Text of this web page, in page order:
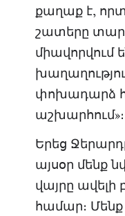
քաղաք է,
շատերը
միավորվում
փոխադարձ
աշխարհում»։
Երեց
այսօր մենք
վայրը
համար։ Մենք